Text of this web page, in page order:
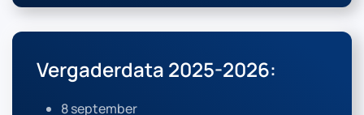
Vergaderdata 2025-2026:
8 september